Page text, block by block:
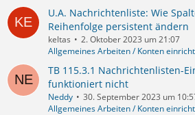
U.A. Nachrichtenliste: Wie
Reihenfolge persistent ändern
keltas
2. Oktober 2023 um 21:07
Allgemeines Arbeiten / Konten
TB 115.3.1 Nachrichtenlisten-
funktioniert nicht
Neddy
30. September 2023 um
Allgemeines Arbeiten / Konten